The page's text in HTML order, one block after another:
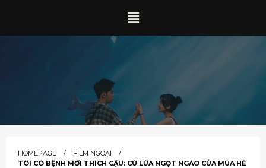
HOMEPAGE
FILM NGOẠI
TÔI CÓ BỆNH MỚI THÍCH CẬU: CÚ LỪA NGỌT NGÀO CỦA MÙA HÈ